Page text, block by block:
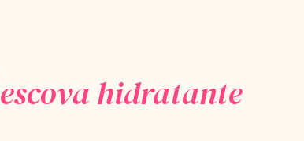
escova hidratante